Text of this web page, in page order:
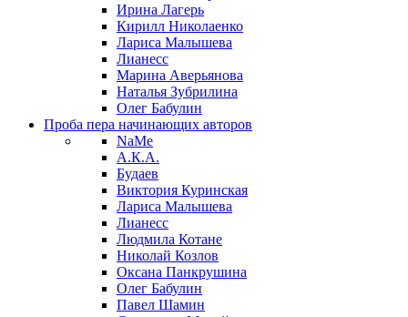
Ирина Лагерь
Кирилл Николаенко
Лариса Малышева
Лианесс
Марина Аверьянова
Наталья Зубрилина
Олег Бабулин
Проба пера начинающих авторов
NaMe
А.К.А.
Будаев
Виктория Куринская
Лариса Малышева
Лианесс
Людмила Котане
Николай Козлов
Оксана Панкрушина
Олег Бабулин
Павел Шамин